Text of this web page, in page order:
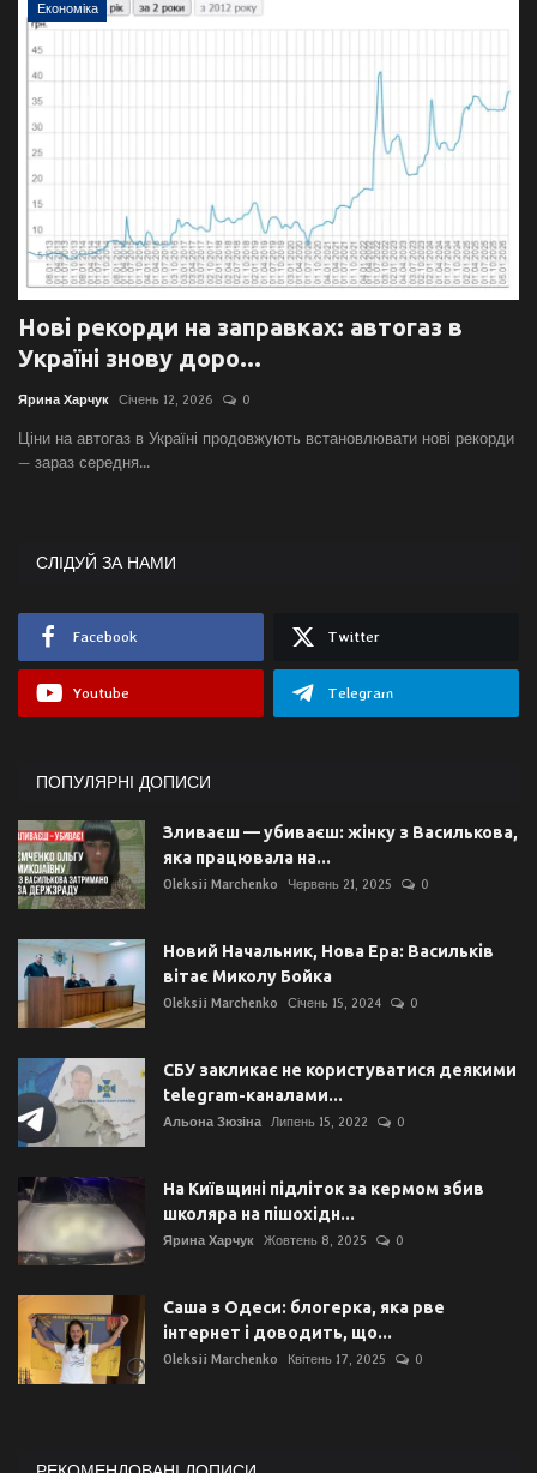
Економіка
Нові рекорди на заправках: автогаз в
Україні знову доро...
Ярина Харчук Січень 12, 2026 0
Ціни на автогаз в Україні продовжують встановлювати нові рекорди
— зараз середня...
СЛІДУЙ ЗА НАМИ
Facebook Twitter
Youtube Telegram
ПОПУЛЯРНІ ДОПИСИ
Зливаєш — убиваєш: жінку з Василькова,
яка працювала на...
Oleksii Marchenko Червень 21, 2025 0
Новий Начальник, Нова Ера: Васильків
вітає Миколу Бойка
Oleksii Marchenko Січень 15, 2024 0
СБУ закликає не користуватися деякими
telegram-каналами...
Альона Зюзіна Липень 15, 2022 0
На Київщині підліток за кермом збив
школяра на пішохідн...
Ярина Харчук Жовтень 8, 2025 0
Саша з Одеси: блогерка, яка рве
інтернет і доводить, що...
Oleksii Marchenko Квітень 17, 2025 0